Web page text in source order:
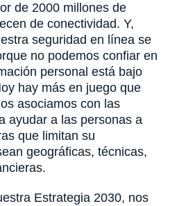
de 2000 millones de
de conectividad. Y,
seguridad en línea se
no podemos confiar en
personal está bajo
hay más en juego que
asociamos con las
ayudar a las personas a
que limitan su
geográficas, técnicas,
Estrategia 2030, nos